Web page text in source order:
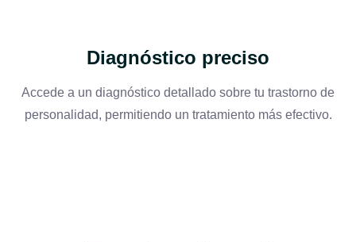
Diagnóstico preciso
Accede a un diagnóstico detallado sobre tu trastorno de
personalidad, permitiendo un tratamiento más efectivo.